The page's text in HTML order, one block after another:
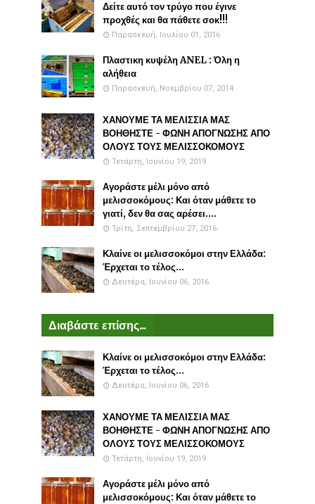
Δείτε αυτό τον τρύγο που έγινε
προχθές και θα πάθετε σοκ!!!
Παρασκευή, Ιουλίου 01, 2016
Πλαστικη κυψέλη ANEL : Όλη η
αλήθεια
Παρασκευή, Νοεμβρίου 07, 2014
ΧΑΝΟΥΜΕ ΤΑ ΜΕΛΙΣΣΙΑ ΜΑΣ
ΒΟΗΘΗΣΤΕ - ΦΩΝΗ ΑΠΟΓΝΩΣΗΣ ΑΠΟ
ΟΛΟΥΣ ΤΟΥΣ ΜΕΛΙΣΣΟΚΟΜΟΥΣ
Τετάρτη, Ιουνίου 19, 2019
Αγοράστε μέλι μόνο από
μελισσοκόμους: Και όταν μάθετε το
γιατί, δεν θα σας αρέσει....
Τρίτη, Σεπτεμβρίου 27, 2016
Κλαίνε οι μελισσοκόμοι στην Ελλάδα:
Έρχεται το τέλος...
Δευτέρα, Ιουνίου 06, 2016
Διαβάστε επίσης...
Κλαίνε οι μελισσοκόμοι στην Ελλάδα:
Έρχεται το τέλος...
Δευτέρα, Ιουνίου 06, 2016
ΧΑΝΟΥΜΕ ΤΑ ΜΕΛΙΣΣΙΑ ΜΑΣ
ΒΟΗΘΗΣΤΕ - ΦΩΝΗ ΑΠΟΓΝΩΣΗΣ ΑΠΟ
ΟΛΟΥΣ ΤΟΥΣ ΜΕΛΙΣΣΟΚΟΜΟΥΣ
Τετάρτη, Ιουνίου 19, 2019
Αγοράστε μέλι μόνο από
μελισσοκόμους: Και όταν μάθετε το